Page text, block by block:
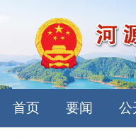
首页 要闻 公